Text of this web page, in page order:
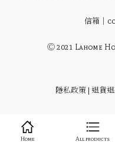
信箱｜
Ⓒ 2021 Lahome
隱私政策| 退貨
Home All products